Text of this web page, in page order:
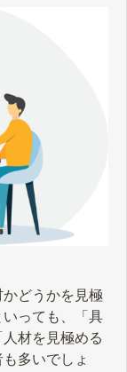
どうかを見極
っても、「具
材を見極める
多いでしょ